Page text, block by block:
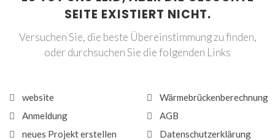
SEITE EXISTIERT NICHT.
Versuchen Sie, die beste Übereinstimmung zu finden,
oder durchsuchen Sie die folgenden Links
website
Anmeldung
neues Projekt erstellen
Wärmebrückenberechnung
AGB
Datenschutzerklärung